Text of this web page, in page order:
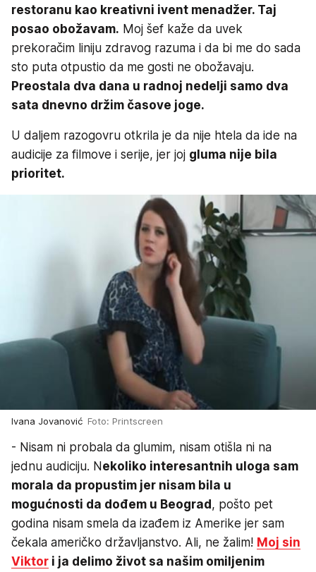
restoranu kao kreativni ivent menadžer. Taj
posao obožavam. Moj šef kaže da uvek
prekoračim liniju zdravog razuma i da bi me do sada
sto puta otpustio da me gosti ne obožavaju.
Preostala dva dana u radnoj nedelji samo dva
sata dnevno držim časove joge.
U daljem razogovru otkrila je da nije htela da ide na
audicije za filmove i serije, jer joj gluma nije bila
prioritet.
Ivana Jovanović Foto: Printscreen
- Nisam ni probala da glumim, nisam otišla ni na
jednu audiciju. Nekoliko interesantnih uloga sam
morala da propustim jer nisam bila u
mogućnosti da dođem u Beograd, pošto pet
godina nisam smela da izađem iz Amerike jer sam
čekala američko državljanstvo. Ali, ne žalim! Moj sin
Viktor i ja delimo život sa našim omiljenim